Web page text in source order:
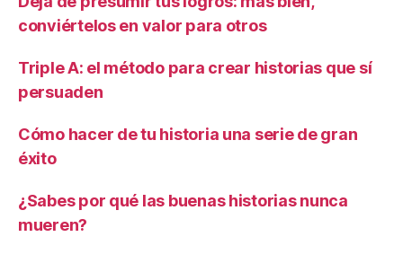
conviértelos en valor para otros
Triple A: el método para crear historias que sí
persuaden
Cómo hacer de tu historia una serie de gran
éxito
¿Sabes por qué las buenas historias nunca
mueren?